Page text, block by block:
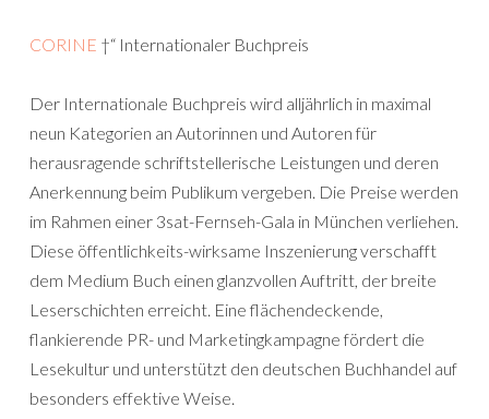
CORINE †“ Internationaler Buchpreis
Der Internationale Buchpreis wird alljährlich in maximal
neun Kategorien an Autorinnen und Autoren für
herausragende schriftstellerische Leistungen und deren
Anerkennung beim Publikum vergeben. Die Preise werden
im Rahmen einer 3sat-Fernseh-Gala in München verliehen.
Diese öffentlichkeits-wirksame Inszenierung verschafft
dem Medium Buch einen glanzvollen Auftritt, der breite
Leserschichten erreicht. Eine flächendeckende,
flankierende PR- und Marketingkampagne fördert die
Lesekultur und unterstützt den deutschen Buchhandel auf
besonders effektive Weise.